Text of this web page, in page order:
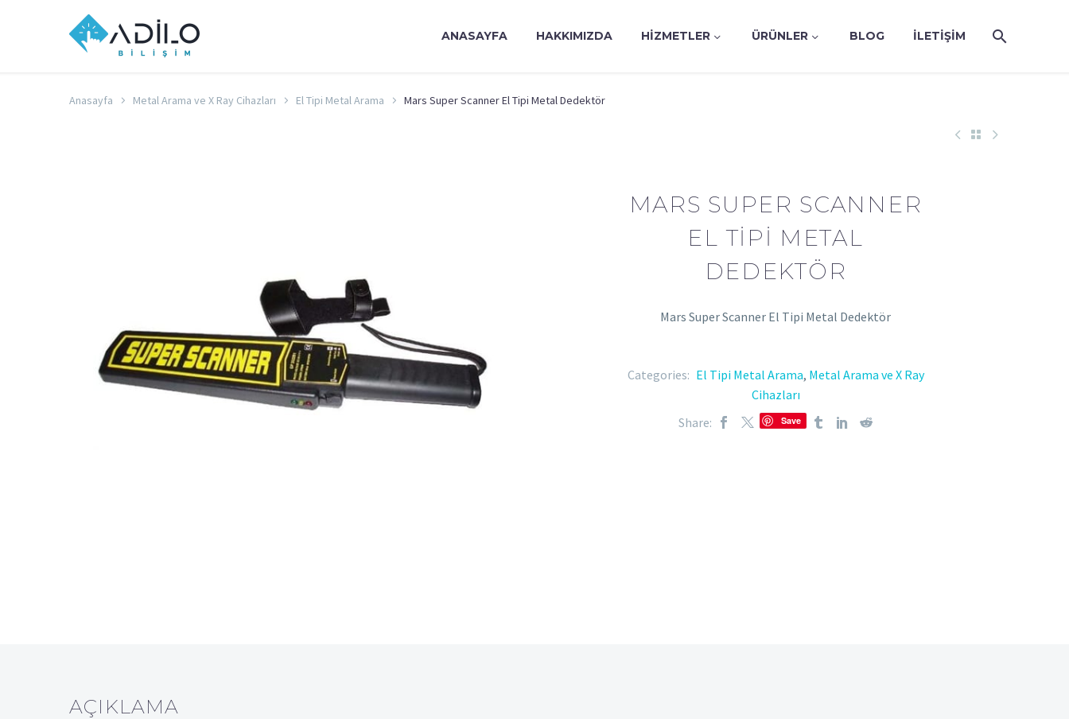
ANASAYFA HAKKIMIZDA HIZMETLER ÜRÜNLER BLOG İLETIŞIM
Anasayfa Metal Arama ve X Ray Cihazları El Tipi Metal Arama Mars Super Scanner El Tipi Metal Dedektör
MARS SUPER SCANNER
EL TIPI METAL
DEDEKTÖR
Mars Super Scanner El Tipi Metal Dedektör
Categories: El Tipi Metal Arama, Metal Arama ve X Ray
Cihazları
Share:
Save
AÇIKLAMA